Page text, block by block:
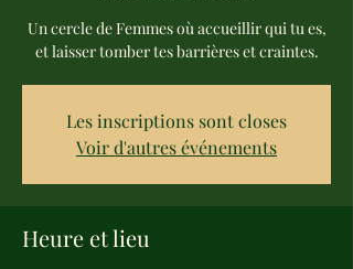
Un cercle de Femmes où accueillir qui tu es,
et laisser tomber tes barrières et craintes.
Les inscriptions sont closes
Voir d'autres événements
Heure et lieu